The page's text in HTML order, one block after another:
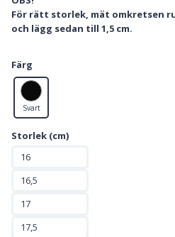
För rätt storlek, mät omkretsen
och lägg sedan till 1,5 cm.
Färg
Svart
Storlek (cm)
16
16,5
17
17,5